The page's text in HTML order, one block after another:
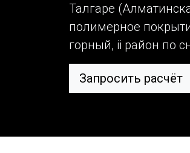
Талгаре
полимерное
горный, ii район по
Запросить расчёт